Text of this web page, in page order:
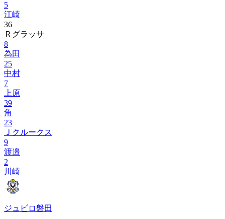
5
江崎
36
Ｒグラッサ
8
為田
25
中村
7
上原
39
角
23
Ｊクルークス
9
渡邉
2
川崎
ジュビロ磐田